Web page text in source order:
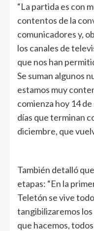
“La partida es con
contentos de la
comunicadores y,
los canales de
que nos han
Se suman algunos
estamos muy
comienza hoy 14
días que terminan
diciembre, que
También detalló
etapas: “En la
Teletón se vive
tangibilizaremos
que hacemos,